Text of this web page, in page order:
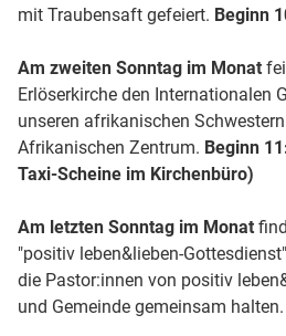
mit Traubensaft gefeiert. Beginn
Am zweiten Sonntag im Monat
Erlöserkirche den Internationalen
unseren afrikanischen
Afrikanischen Zentrum. Beginn
Taxi-Scheine im Kirchenbüro)
Am letzten Sonntag im Monat
"positiv leben&lieben-
die Pastor:innen von positiv
und Gemeinde gemeinsam halten.